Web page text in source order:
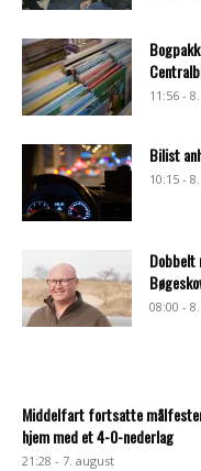
11:56 -
Bilist
10:15 -
Dobbelt
08:00 -
Middelfart fortsatte
hjem med et 4-0-nederlag
21:28 - 7. august